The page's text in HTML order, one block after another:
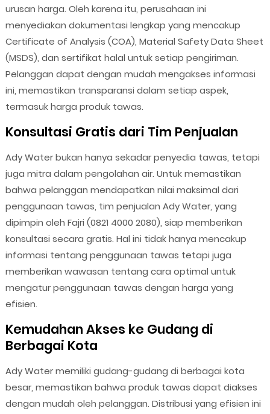
urusan harga. Oleh karena itu, perusahaan ini
menyediakan dokumentasi lengkap yang mencakup
Certificate of Analysis (COA), Material Safety Data Sheet
(MSDS), dan sertifikat halal untuk setiap pengiriman.
Pelanggan dapat dengan mudah mengakses informasi
ini, memastikan transparansi dalam setiap aspek,
termasuk harga produk tawas.
Konsultasi Gratis dari Tim Penjualan
Ady Water bukan hanya sekadar penyedia tawas, tetapi
juga mitra dalam pengolahan air. Untuk memastikan
bahwa pelanggan mendapatkan nilai maksimal dari
penggunaan tawas, tim penjualan Ady Water, yang
dipimpin oleh Fajri (0821 4000 2080), siap memberikan
konsultasi secara gratis. Hal ini tidak hanya mencakup
informasi tentang penggunaan tawas tetapi juga
memberikan wawasan tentang cara optimal untuk
mengatur penggunaan tawas dengan harga yang
efisien.
Kemudahan Akses ke Gudang di
Berbagai Kota
Ady Water memiliki gudang-gudang di berbagai kota
besar, memastikan bahwa produk tawas dapat diakses
dengan mudah oleh pelanggan. Distribusi yang efisien ini